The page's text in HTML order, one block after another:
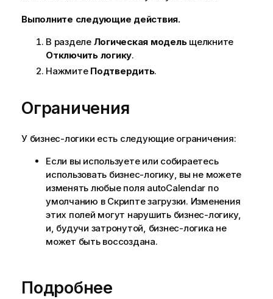
Выполните следующие действия.
В разделе Логическая модельщелкните
Отключить логику.
Нажмите Подтвердить.
Ограничения
У бизнес-логики есть следующие ограничения:
Если вы используете или собираетесь
использовать бизнес-логику, вы не можете
изменять любые поля autoCalendar по
умолчанию в Скрипте загрузки. Изменения
этих полей могут нарушить бизнес-логику,
и, будучи затронутой, бизнес-логика не
может быть воссоздана.
Подробнее